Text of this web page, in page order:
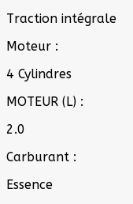
Traction intégrale
Moteur :
4 Cylindres
MOTEUR (L) :
2.0
Carburant :
Essence